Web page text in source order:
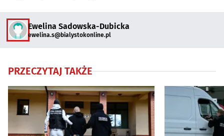
Ewelina Sadowska-Dubicka
ewelina.s@bialystokonline.pl
PRZECZYTAJ TAKŻE